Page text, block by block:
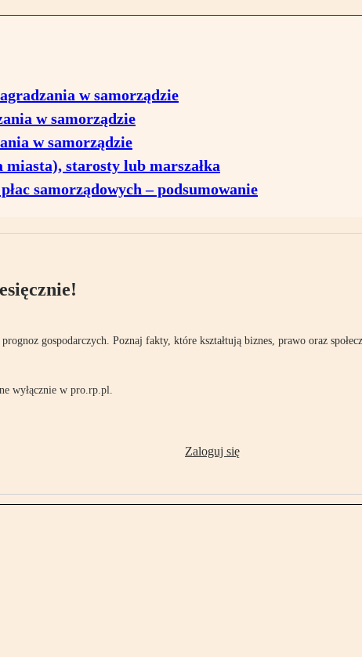
w samorządzie
w samorządzie
w samorządzie
starosty lub marszałka
samorządowych – podsumowanie
gospodarczych. Poznaj fakty, które kształtują biznes, prawo oraz
wyłącznie w pro.rp.pl.
Zaloguj się